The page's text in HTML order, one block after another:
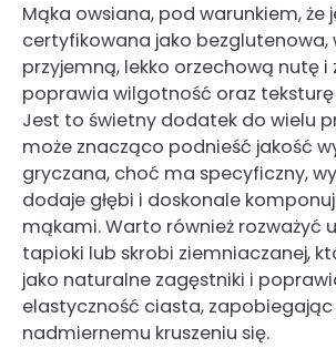
Mąka owsiana, pod warunkiem, że
certyfikowana jako bezglutenowa,
przyjemną, lekko orzechową nutę i
poprawia wilgotność oraz
Jest to świetny dodatek do wielu
może znacząco podnieść jakość
gryczana, choć ma specyficzny,
dodaje głębi i doskonale
mąkami. Warto również rozważyć
tapioki lub skrobi ziemniaczanej,
jako naturalne zagęstniki i
elastyczność ciasta, zapobiegając
nadmiernemu kruszeniu się.